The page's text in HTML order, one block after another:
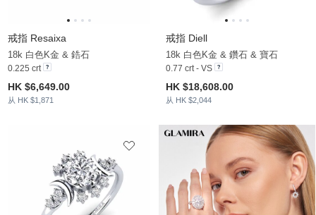
戒指 Resaixa
18k 白色K金 & 鋯石
0.225 crt
HK $6,649.00
从 HK $1,871
戒指 Diell
18k 白色K金 & 鑽石 & 寶石
0.77 crt - VS
HK $18,608.00
从 HK $2,044